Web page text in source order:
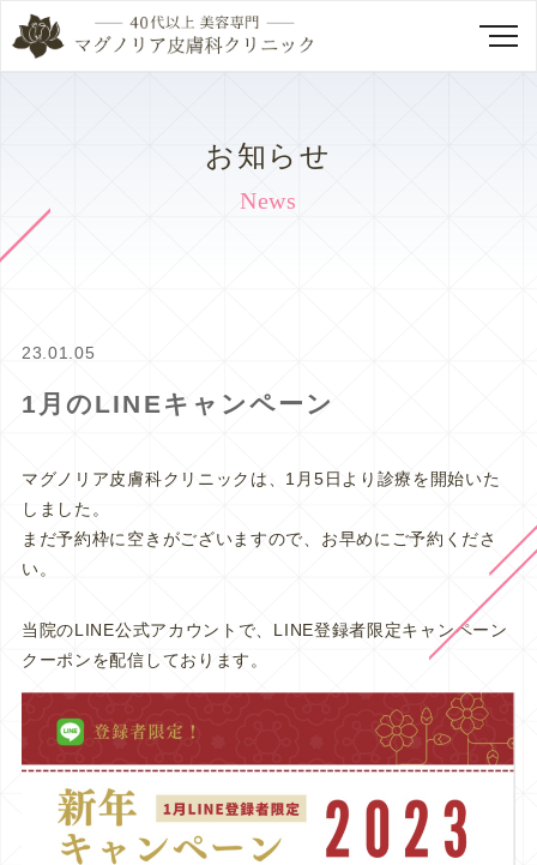
お知らせ
News
23.01.05
1月のLINEキャンペーン
マグノリア皮膚科クリニックは、1月5日より診療を開始いた
しました。
まだ予約枠に空きがございますので、お早めにご予約くださ
い。
当院のLINE公式アカウントで、LINE登録者限定キャンペーン
クーポンを配信しております。